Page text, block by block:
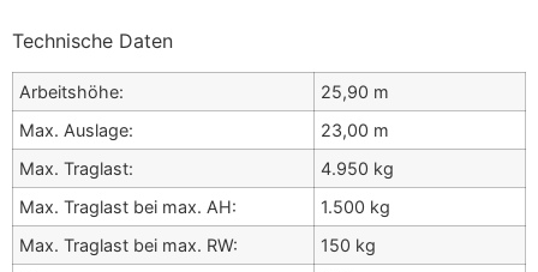
Technische Daten
Arbeitshöhe:
25,90 m
Max. Auslage:
23,00 m
Max. Traglast:
4.950 kg
Max. Traglast bei max. AH:
1.500 kg
Max. Traglast bei max. RW:
150 kg